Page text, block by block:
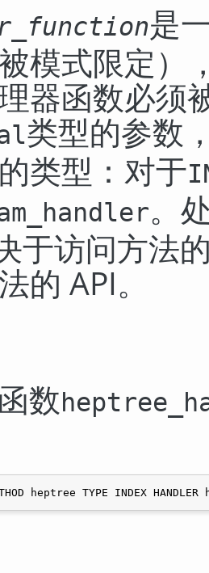
是
被模式限定
器函数必须
类型的参数
类型：对于
。
于访问方法
的 API。
数
heptree TYPE INDEX